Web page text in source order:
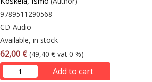
9789511290568
CD-Audio
Available, in stock
62,00 € (49,40 € vat 0 %)
Add to cart